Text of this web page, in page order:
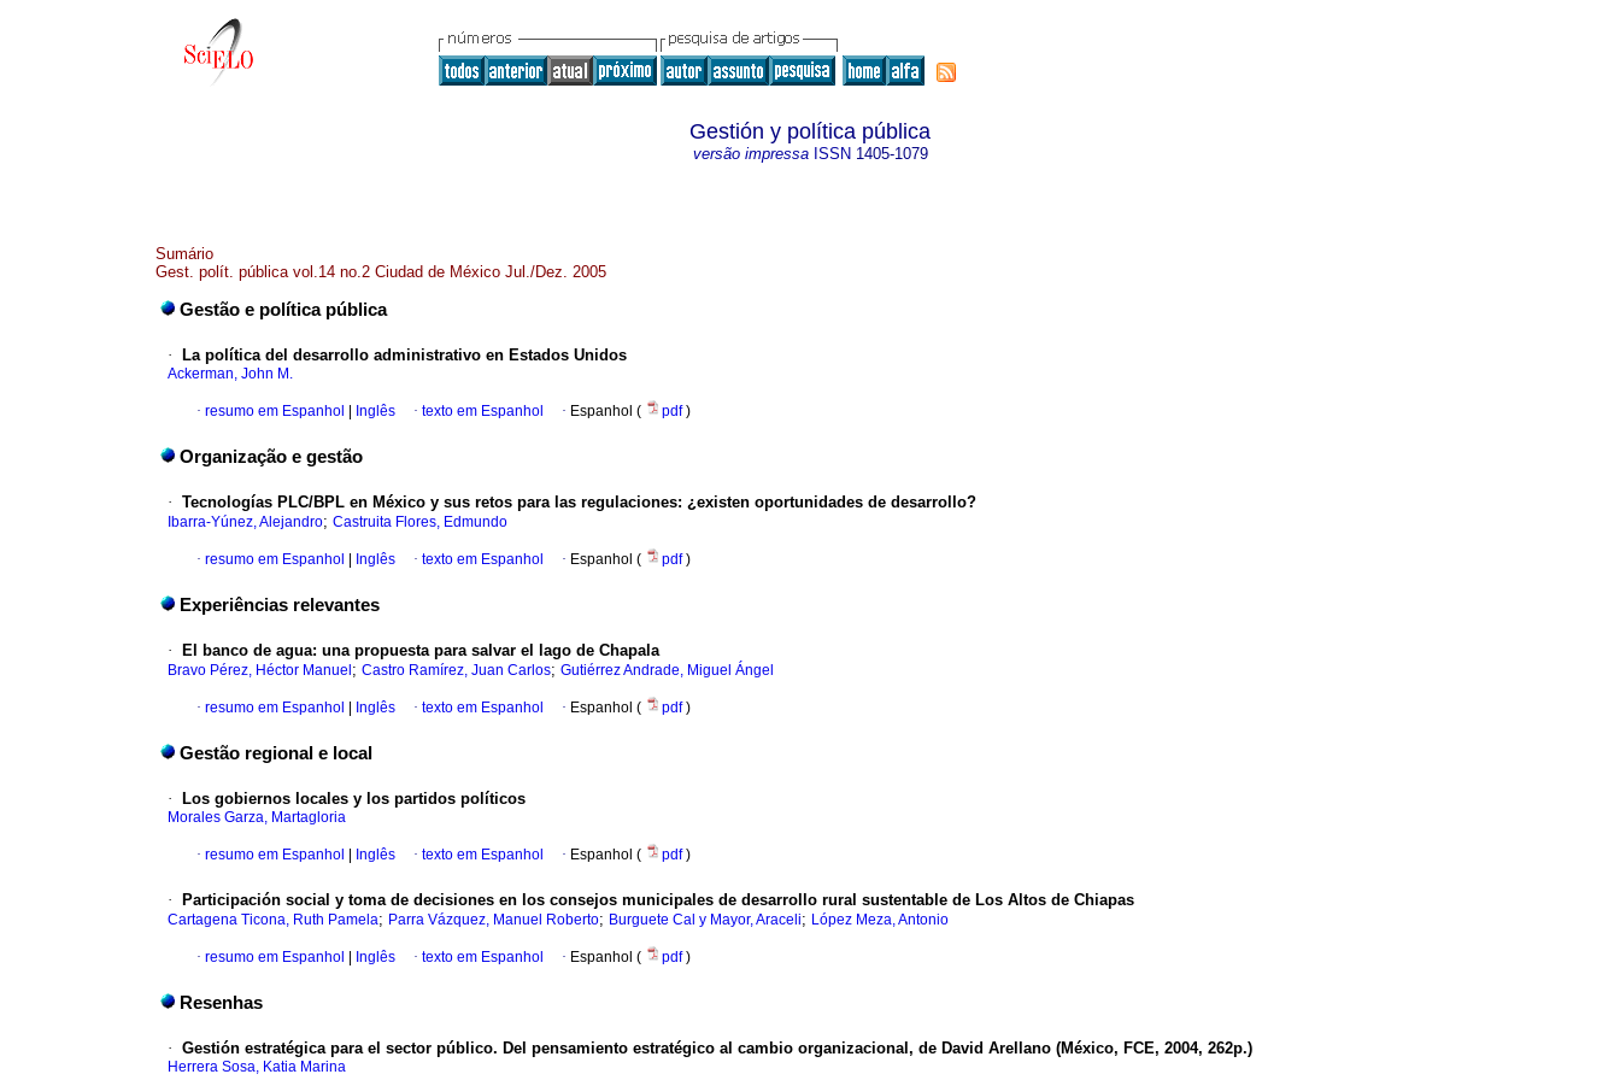
Gestión y política pública
versão impressaISSN 1405-1079
Sumário
Gest. polít. pública vol.14 no.2 Ciudad de México Jul./Dez. 2005
Gestão e política pública
· La política del desarrollo administrativo en Estados Unidos
Ackerman, John M.
· resumo em Espanhol Inglês · texto em Espanhol · Espanhol ( pdf)
Organização e gestão
· Tecnologías PLC/BPL en México y sus retos para las regulaciones: ¿existen oportunidades de desarrollo?
Ibarra-Yúnez, Alejandro; Castruita Flores, Edmundo
· resumo em Espanhol Inglês · texto em Espanhol · Espanhol ( pdf)
Experiências relevantes
· El banco de agua: una propuesta para salvar el lago de Chapala
Bravo Pérez, Héctor Manuel ; Castro Ramírez, Juan Carlos; Gutiérrez Andrade, Miguel Ángel
· resumo em Espanhol Inglês · texto em Espanhol · Espanhol ( pdf)
Gestão regional e local
· Los gobiernos locales y los partidos políticos
Morales Garza, Martagloria
· resumo em Espanhol Inglês · texto em Espanhol · Espanhol ( pdf)
· Participación social y toma de decisiones en los consejos municipales de desarrollo rural sustentable de Los Altos de Chiapas
Cartagena Ticona, Ruth Pamela; Parra Vázquez, Manuel Roberto; Burguete Cal y Mayor, Araceli; López Meza, Antonio
· resumo em Espanhol Inglês · texto em Espanhol · Espanhol ( pdf)
Resenhas
· Gestión estratégica para el sector público. Del pensamiento estratégico al cambio organizacional, de David Arellano (México, FCE, 2004, 262p.)
Herrera Sosa, Katia Marina